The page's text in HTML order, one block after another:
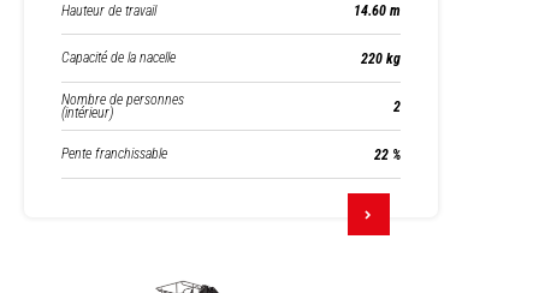
Hauteur de travail 14.60 m
Capacité de la nacelle 220 kg
Nombre de personnes
(intérieur) 2
Pente franchissable 22 %